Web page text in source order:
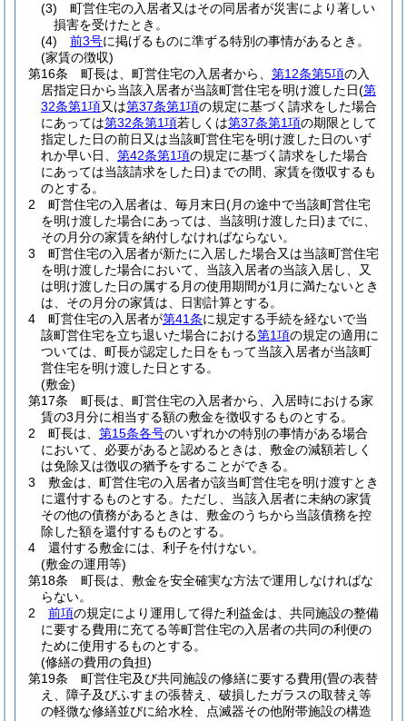
(3)
町営住宅の入居者又はその同居者が災害により著しい
損害を受けたとき。
(4)
前3号に掲げるものに準ずる特別の事情があるとき。
(家賃の徴収)
第16条
町長は、町営住宅の入居者から、 第12条第5項の入
居指定日から当該入居者が当該町営住宅を明け渡した日(第
32条第1項又は第37条第1項の規定に基づく請求をした場合
にあっては第32条第1項若しくは第37条第1項の期限として
指定した日の前日又は当該町営住宅を明け渡した日のいず
れか早い日、 第42条第1項の規定に基づく請求をした場合
にあっては当該請求をした日) までの間、家賃を徴収するも
のとする。
2
町営住宅の入居者は、毎月末日(月の途中で当該町営住宅
を明け渡した場合にあっては、当該明け渡した日) までに、
その月分の家賃を納付しなければならない。
3
町営住宅の入居者が新たに入居した場合又は当該町営住宅
を明け渡した場合において、当該入居者の当該入居し、又
は明け渡した日の属する月の使用期間が1月に満たないとき
は、その月分の家賃は、日割計算とする。
4
町営住宅の入居者が第41条に規定する手続を経ないで当
該町営住宅を立ち退いた場合における第1項の規定の適用に
ついては、町長が認定した日をもって当該入居者が当該町
営住宅を明け渡した日とする。
(敷金)
第17条
町長は、町営住宅の入居者から、入居時における家
賃の3月分に相当する額の敷金を徴収するものとする。
2
町長は、 第15条各号のいずれかの特別の事情がある場合
において、必要があると認めるときは、敷金の減額若しく
は免除又は徴収の猶予をすることができる。
3
敷金は、町営住宅の入居者が該当町営住宅を明け渡すとき
に還付するものとする。 ただし、当該入居者に未納の家賃
その他の債務があるときは、敷金のうちから当該債務を控
除した額を還付するものとする。
4
還付する敷金には、利子を付けない。
(敷金の運用等)
第18条
町長は、敷金を安全確実な方法で運用しなければな
らない。
2
前項の規定により運用して得た利益金は、共同施設の整備
に要する費用に充てる等町営住宅の入居者の共同の利便の
ために使用するものとする。
(修繕の費用の負担)
第19条
町営住宅及び共同施設の修繕に要する費用(畳の表替
え、障子及びふすまの張替え、破損したガラスの取替え等
の軽微な修繕並びに給水栓、点滅器その他附帯施設の構造